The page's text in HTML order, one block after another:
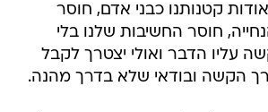
קטנותנו כבני אדם, חוסר
חוסר החשיבות שלנו בלי
עליו הדבר ואולי יצטרך לקבל
הקשה ובודאי שלא בדרך מהנה.